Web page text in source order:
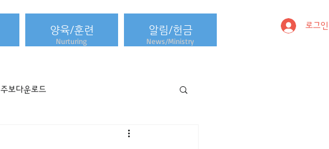
양육/훈련 알림/헌금
Nurturing News/Ministry
로그인
주보다운로드